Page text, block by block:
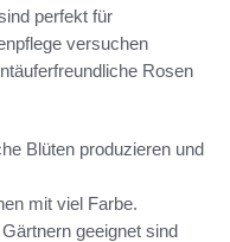
perfekt für
versuchen
Rosen
Blüten produzieren und
mit viel Farbe.
geeignet sind